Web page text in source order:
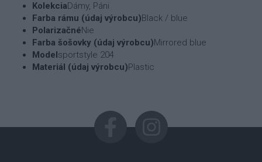
KolekciaDámy, Páni
Farba rámu (údaj výrobcu)Black / blue
PolarizačnéNie
Farba šošovky (údaj výrobcu)Mirrored blue
Model sportstyle 204
Materiál (údaj výrobcu)Plastic